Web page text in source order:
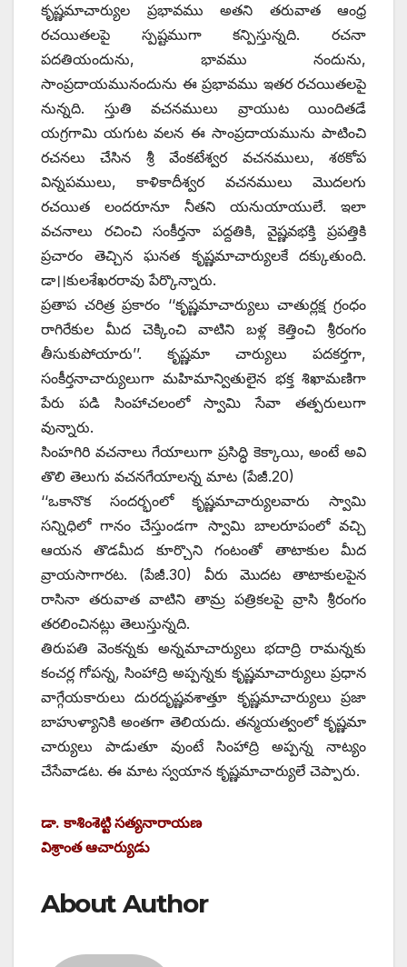
కృష్ణమాచార్యుల ప్రభావము అతని తరువాత ఆంధ్ర
రచయితలపై స్పష్టముగా కన్పిస్తున్నది. రచనా
పదతియందును, భావము నందును,
సాంప్రదాయమునందును ఈ ప్రభావము ఇతర రచయితలపై
నున్నది. స్తుతి వచనములు వ్రాయుట యిందితడే
యగ్రగామి యగుట వలన ఈ సాంప్రదాయమును పాటించి
రచనలు చేసిన శ్రీ వేంకటేశ్వర వచనములు, శఠకోప
విన్నపములు, కాళికాదీశ్వర వచనములు మొదలగు
రచయిత లందరూనూ నీతని యనుయాయులే. ఇలా
వచనాలు రచించి సంకీర్తనా పద్దతికి, వైష్ణవభక్తి ప్రపత్తికి
ప్రచారం తెచ్చిన ఘనత కృష్ణమాచార్యులకే దక్కుతుంది.
డా।।కులశేఖరరావు పేర్కొన్నారు.
ప్రతాప చరిత్ర ప్రకారం ‘‘కృష్ణమాచార్యులు చాతుర్లక్ష గ్రంధం
రాగిరేకుల మీద చెక్కించి వాటిని బళ్ల కెత్తించి శ్రీరంగం
తీసుకుపోయారు’’. కృష్ణమా చార్యులు పదకర్తగా,
సంకీర్తనాచార్యులుగా మహిమాన్వితులైన భక్త శిఖామణిగా
పేరు పడి సింహాచలంలో స్వామి సేవా తత్పరులుగా
వున్నారు.
సింహగిరి వచనాలు గేయాలుగా ప్రసిద్ధి కెక్కాయి, అంటే అవి
తొలి తెలుగు వచనగేయాలన్న మాట (పేజీ.20)
‘‘ఒకానొక సందర్భంలో కృష్ణమాచార్యులవారు స్వామి
సన్నిధిలో గానం చేస్తుండగా స్వామి బాలరూపంలో వచ్చి
ఆయన తొడమీద కూర్చొని గంటంతో తాటాకుల మీద
వ్రాయసాగారట. (పేజీ.30) వీరు మొదట తాటాకులపైన
రాసినా తరువాత వాటిని తామ్ర పత్రికలపై వ్రాసి శ్రీరంగం
తరలించినట్లు తెలుస్తున్నది.
తిరుపతి వెంకన్నకు అన్నమాచార్యులు భదాద్రి రామన్నకు
కంచర్ల గోపన్న, సింహాద్రి అప్పన్నకు కృష్ణమాచార్యులు ప్రధాన
వాగ్గేయకారులు దురదృష్ణవశాత్తూ కృష్ణమాచార్యులు ప్రజా
బాహుళ్యానికి అంతగా తెలియదు. తన్మయత్వంలో కృష్ణమా
చార్యులు పాడుతూ వుంటే సింహాద్రి అప్పన్న నాట్యం
చేసేవాడట. ఈ మాట స్వయాన కృష్ణమాచార్యులే చెప్పారు.
డా. కాశింశెట్టి సత్యనారాయణ
విశ్రాంత ఆచార్యుడు
About Author